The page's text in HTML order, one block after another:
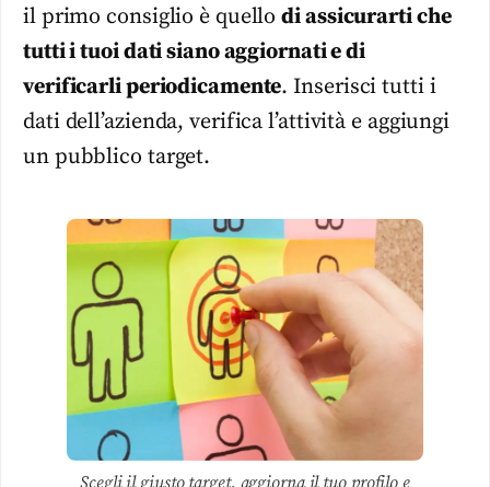
il primo consiglio è quellodi assicurarti che
tutti i tuoi dati siano aggiornati e di
verificarli periodicamente. Inserisci tutti i
dati dell’azienda, verifica l’attività e aggiungi
un pubblico target.